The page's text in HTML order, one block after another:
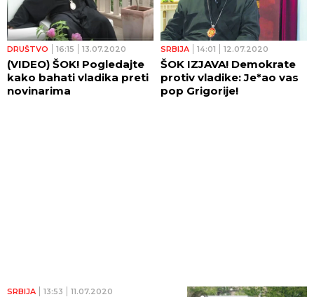
DRUŠTVO 16:15 13.07.2020
(VIDEO) ŠOK! Pogledajte
kako bahati vladika preti
novinarima
SRBIJA 14:01 12.07.2020
ŠOK IZJAVA! Demokrate
protiv vladike: Je*ao vas
pop Grigorije!
SRBIJA 13:53 11.07.2020